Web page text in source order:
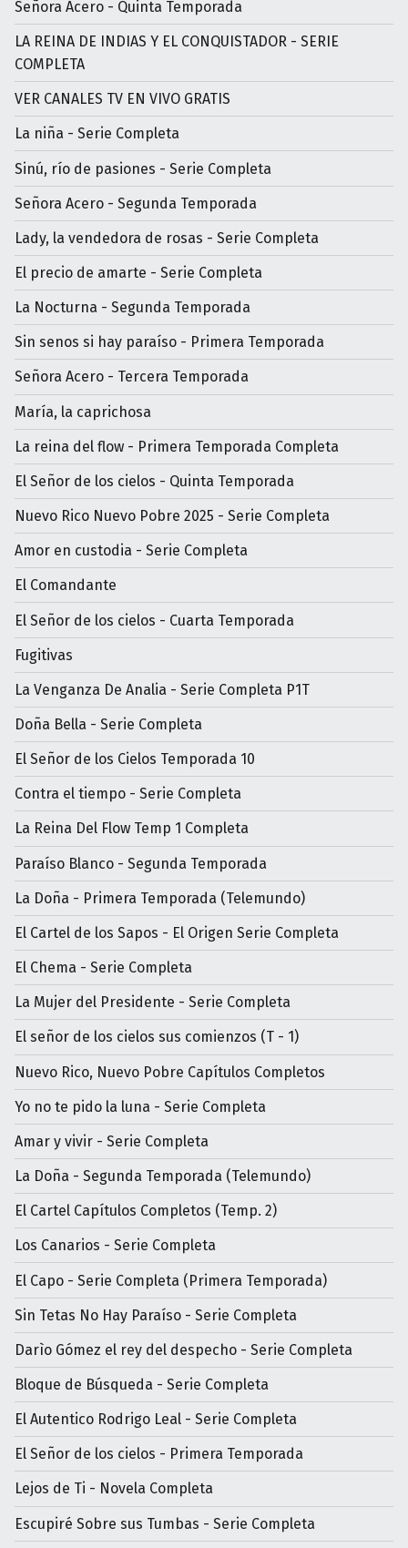
Señora Acero - Quinta Temporada
LA REINA DE INDIAS Y EL CONQUISTADOR - SERIE
COMPLETA
VER CANALES TV EN VIVO GRATIS
La niña - Serie Completa
Sinú, río de pasiones - Serie Completa
Señora Acero - Segunda Temporada
Lady, la vendedora de rosas - Serie Completa
El precio de amarte - Serie Completa
La Nocturna - Segunda Temporada
Sin senos si hay paraíso - Primera Temporada
Señora Acero - Tercera Temporada
María, la caprichosa
La reina del flow - Primera Temporada Completa
El Señor de los cielos - Quinta Temporada
Nuevo Rico Nuevo Pobre 2025 - Serie Completa
Amor en custodia - Serie Completa
El Comandante
El Señor de los cielos - Cuarta Temporada
Fugitivas
La Venganza De Analia - Serie Completa P1T
Doña Bella - Serie Completa
El Señor de los Cielos Temporada 10
Contra el tiempo - Serie Completa
La Reina Del Flow Temp 1 Completa
Paraíso Blanco - Segunda Temporada
La Doña - Primera Temporada (Telemundo)
El Cartel de los Sapos - El Origen Serie Completa
El Chema - Serie Completa
La Mujer del Presidente - Serie Completa
El señor de los cielos sus comienzos (T - 1)
Nuevo Rico, Nuevo Pobre Capítulos Completos
Yo no te pido la luna - Serie Completa
Amar y vivir - Serie Completa
La Doña - Segunda Temporada (Telemundo)
El Cartel Capítulos Completos (Temp. 2)
Los Canarios - Serie Completa
El Capo - Serie Completa (Primera Temporada)
Sin Tetas No Hay Paraíso - Serie Completa
Darìo Gómez el rey del despecho - Serie Completa
Bloque de Búsqueda - Serie Completa
El Autentico Rodrigo Leal - Serie Completa
El Señor de los cielos - Primera Temporada
Lejos de Ti - Novela Completa
Escupiré Sobre sus Tumbas - Serie Completa